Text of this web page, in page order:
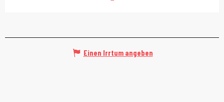
Einen Irrtum angeben